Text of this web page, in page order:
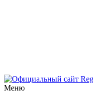
Меню